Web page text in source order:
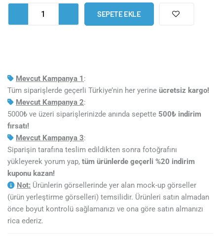
Tekli
SEPETE EKLE
Mevcut Kampanya 1 :
Tüm siparişlerde geçerli Türkiye’nin her yerine ücretsiz kargo!
Mevcut Kampanya 2:
5000₺ ve üzeri siparişlerinizde anında sepette 500₺ indirim
fırsatı!
Mevcut Kampanya 3:
Siparişin tarafına teslim edildikten sonra fotoğrafını
yükleyerek yorum yap, tüm ürünlerde geçerli %20 indirim
kuponu kazan!
Not: Ürünlerin görsellerinde yer alan mock-up görseller
(ürün yerleştirme görselleri) temsilidir. Ürünleri satın almadan
önce boyut kontrolü sağlamanızı ve ona göre satın almanızı
rica ederiz.